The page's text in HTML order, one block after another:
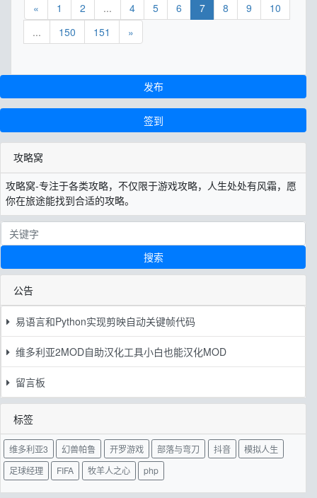
« 1 2 ... 4 5 6 7 8 9
10
...
150 151 »
发布
签到
攻略窝
攻略窝-专注于各类攻略，不仅限于游戏攻略，人生处处有风霜，愿
你在旅途能找到合适的攻略。
搜索
公告
易语言和Python实现剪映自动关键帧代码
维多利亚2MOD自助汉化工具小白也能汉化MOD
留言板
标签
维多利亚3 幻兽帕鲁 开罗游戏 部落与弯刀 抖音
模拟人生
足球经理
FIFA 牧羊人之心 php